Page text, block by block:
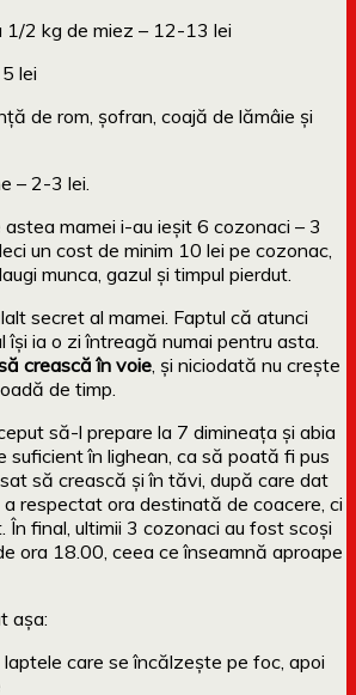
1/2 kg de miez – 12-13 lei
lei
de rom, șofran, coajă de lămâie și
– 2-3 lei.
mamei i-au ieșit 6 cozonaci – 3
un cost de minim 10 lei pe cozonac,
munca, gazul și timpul pierdut.
secret al mamei. Faptul că atunci
ia o zi întreagă numai pentru asta.
crească în voie , și niciodată nu crește
de timp.
să-l prepare la 7 dimineața și abia
suficient în lighean, ca să poată fi pus
să crească și în tăvi, după care dat
a respectat ora destinată de coacere, ci
În final, ultimii 3 cozonaci au fost scoși
ora 18.00, ceea ce înseamnă aproape
așa:
care se încălzește pe foc, apoi